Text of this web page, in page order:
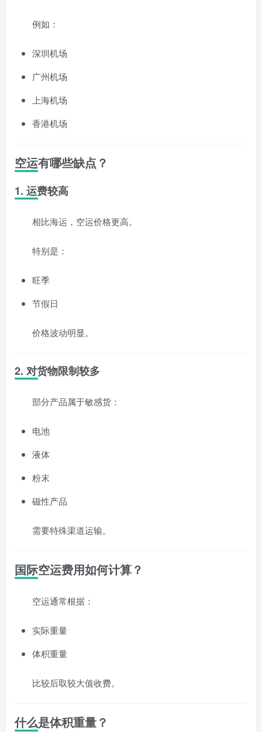
例如：
深圳机场
广州机场
上海机场
香港机场
空运有哪些缺点？
1. 运费较高
相比海运，空运价格更高。
特别是：
旺季
节假日
价格波动明显。
2. 对货物限制较多
部分产品属于敏感货：
电池
液体
粉末
磁性产品
需要特殊渠道运输。
国际空运费用如何计算？
空运通常根据：
实际重量
体积重量
比较后取较大值收费。
什么是体积重量？